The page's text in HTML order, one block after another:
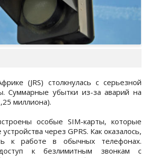
(JRS) столкнулась с серьезной
Суммарные убытки из-за аварий на
миллиона).
особые SIM-карты, которые
через GPRS. Как оказалось,
к работе в обычных телефонах.
к безлимитным звонкам с